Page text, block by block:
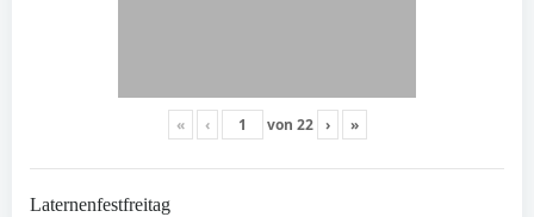
« ‹ von 22 › »
Laternenfestfreitag